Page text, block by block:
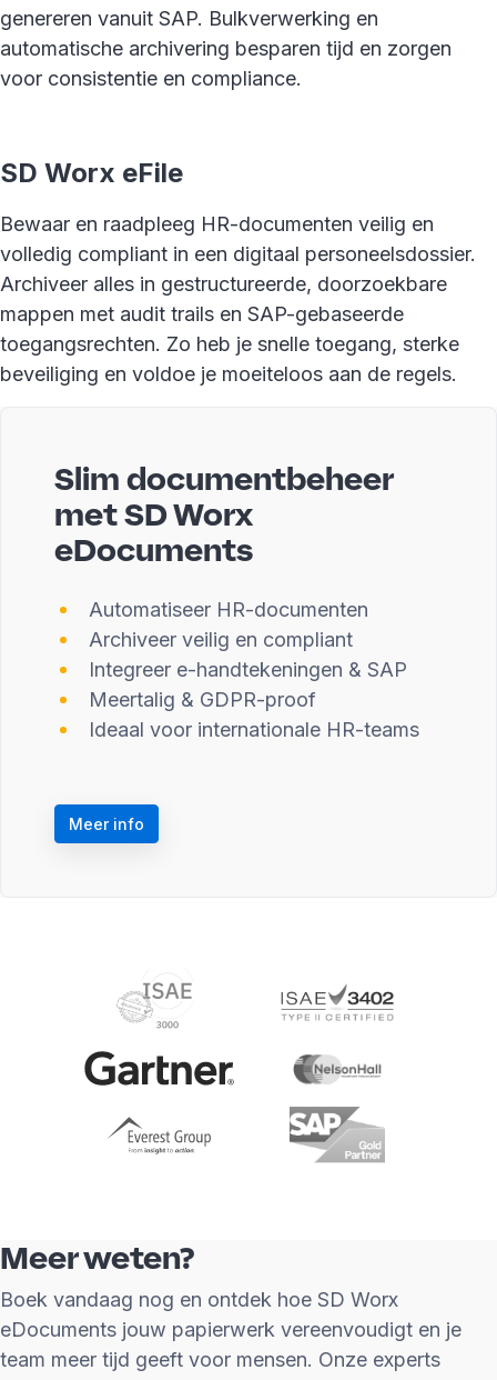
genereren vanuit SAP. Bulkverwerking en
automatische archivering besparen tijd en zorgen
voor consistentie en compliance.
SD Worx eFile
Bewaar en raadpleeg HR-documenten veilig en
volledig compliant in een digitaal personeelsdossier.
Archiveer alles in gestructureerde, doorzoekbare
mappen met audit trails en SAP-gebaseerde
toegangsrechten. Zo heb je snelle toegang, sterke
beveiliging en voldoe je moeiteloos aan de regels.
Slim documentbeheer
met SD Worx
eDocuments
Automatiseer HR-documenten
Archiveer veilig en compliant
Integreer e-handtekeningen & SAP
Meertalig & GDPR-proof
Ideaal voor internationale HR-teams
Meer info
Meer weten?
Boek vandaag nog en ontdek hoe SD Worx
eDocuments jouw papierwerk vereenvoudigt en je
team meer tijd geeft voor mensen. Onze experts